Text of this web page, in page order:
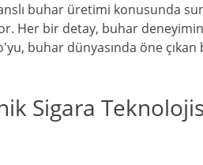
buhar üretimi konusunda
Her bir detay, buhar
buhar dünyasında öne çıkan
Sigara